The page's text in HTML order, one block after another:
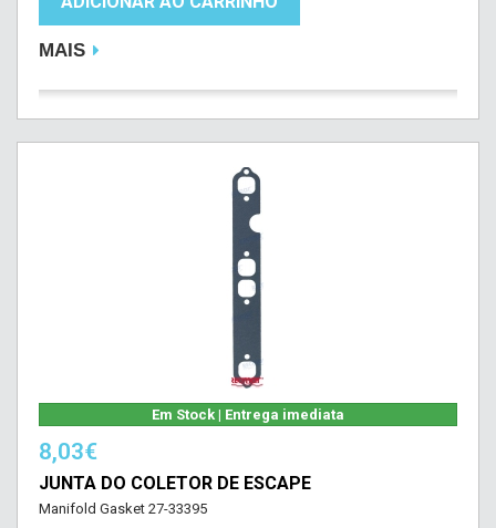
MAIS
Em Stock | Entrega imediata
8,03€
JUNTA DO COLETOR DE ESCAPE
Manifold Gasket 27-33395